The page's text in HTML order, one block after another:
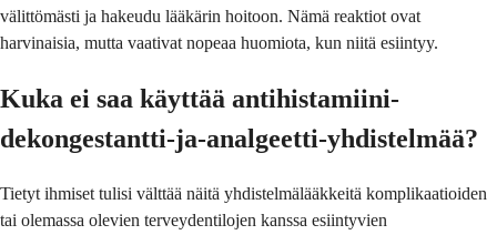
välittömästi ja hakeudu lääkärin hoitoon. Nämä reaktiot ovat
harvinaisia, mutta vaativat nopeaa huomiota, kun niitä esiintyy.
Kuka ei saa käyttää antihistamiini-
dekongestantti-ja-analgeetti-yhdistelmää?
Tietyt ihmiset tulisi välttää näitä yhdistelmälääkkeitä komplikaatioiden
tai olemassa olevien terveydentilojen kanssa esiintyvien